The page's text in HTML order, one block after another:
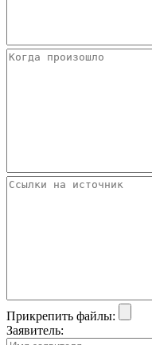
Прикрепить файлы:
Заявитель: